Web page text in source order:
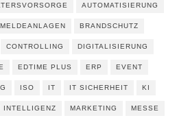
AUTOMATISIERUNG
BRANDSCHUTZ
CONTROLLING DIGITALISIERUNG
EDTIME PLUS ERP EVENT
ISO IT IT SICHERHEIT KI
INTELLIGENZ MARKETING MESSE